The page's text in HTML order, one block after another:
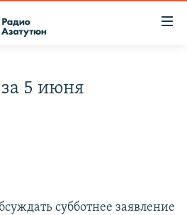
5 июня
субботнее заявление